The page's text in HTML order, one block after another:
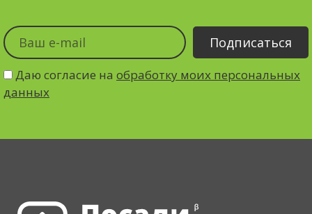
Даю согласие на обработку моих персональных
данных